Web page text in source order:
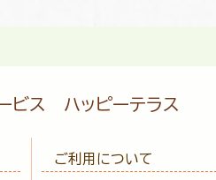
ビス ハッピーテラス
ご利用について